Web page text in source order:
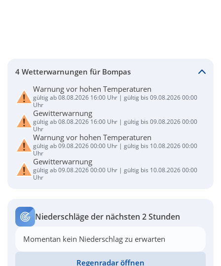
4 Wetterwarnungen für Bompas
Warnung vor hohen Temperaturen
gültig ab 08.08.2026 16:00 Uhr | gültig bis 09.08.2026 00:00
Uhr
Gewitterwarnung
gültig ab 08.08.2026 16:00 Uhr | gültig bis 09.08.2026 00:00
Uhr
Warnung vor hohen Temperaturen
gültig ab 09.08.2026 00:00 Uhr | gültig bis 10.08.2026 00:00
Uhr
Gewitterwarnung
gültig ab 09.08.2026 00:00 Uhr | gültig bis 10.08.2026 00:00
Uhr
Niederschläge der nächsten 2 Stunden
Momentan kein Niederschlag zu erwarten
Regenradar öffnen